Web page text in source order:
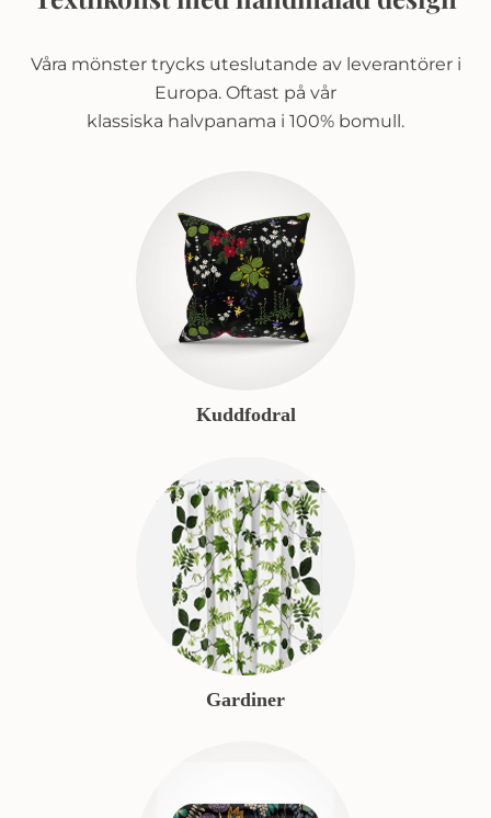
Våra mönster trycks uteslutande av leverantörer i
Europa. Oftast på vår
klassiska halvpanama i 100% bomull.
Kuddfodral
Gardiner